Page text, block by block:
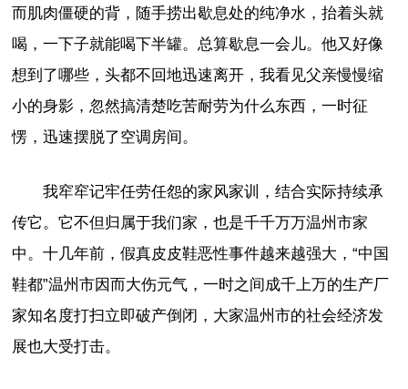
而肌肉僵硬的背，随手捞出歇息处的纯净水，抬着头就
喝，一下子就能喝下半罐。总算歇息一会儿。他又好像
想到了哪些，头都不回地迅速离开，我看见父亲慢慢缩
小的身影，忽然搞清楚吃苦耐劳为什么东西，一时征
愣，迅速摆脱了空调房间。
我窂窂记牢任劳任怨的家风家训，结合实际持续承
传它。它不但归属于我们家，也是千千万万温州市家
中。十几年前，假真皮皮鞋恶性事件越来越强大，“中国
鞋都”温州市因而大伤元气，一时之间成千上万的生产厂
家知名度打扫立即破产倒闭，大家温州市的社会经济发
展也大受打击。